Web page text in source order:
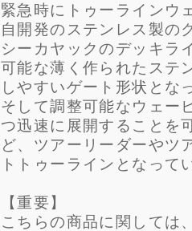
緊急時にトゥーラインウ
自開発のステンレス製の
シーカヤックのデッキラ
可能な薄く作られたステ
しやすいゲート形状とな
そして調整可能なウェー
つ迅速に展開することを
ど、ツアーリーダーやツ
トトゥーラインとなって
【重要】
こちらの商品に関しては